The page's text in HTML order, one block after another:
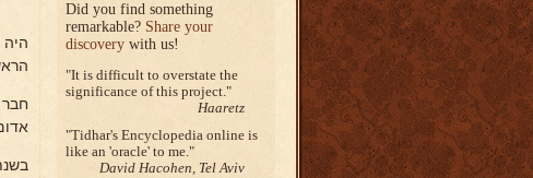
בשנת 1932 נשא
Did you find something
remarkable? Share your
discovery with us!
It is difficult to overstate the
significance of this project.
Haaretz
Tidhar's Encyclopedia online is
like an 'oracle' to me.
David Hacohen, Tel Aviv